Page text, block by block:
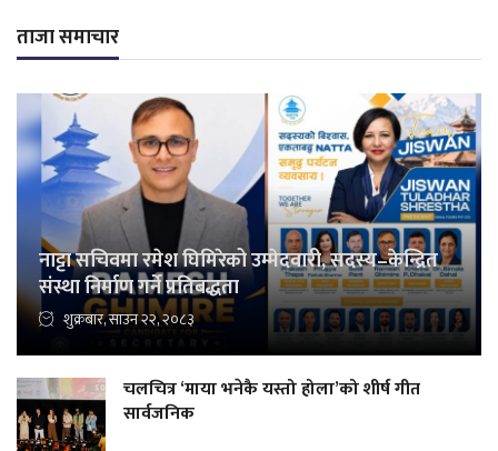
ताजा समाचार
नाट्टा सचिवमा रमेश घिमिरेको उम्मेदवारी, सदस्य–केन्द्रित
संस्था निर्माण गर्ने प्रतिबद्धता
शुक्रबार, साउन २२, २०८३
चलचित्र ‘माया भनेकै यस्तो होला’को शीर्ष गीत
सार्वजनिक